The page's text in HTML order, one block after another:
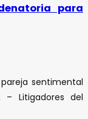
para
sentimental
– Litigadores del